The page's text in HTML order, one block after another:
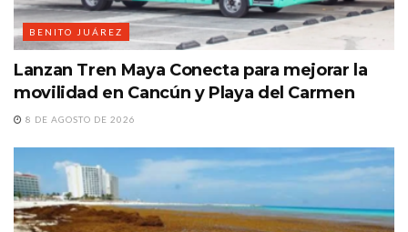
BENITO JUÁREZ
Lanzan Tren Maya Conecta para mejorar la
movilidad en Cancún y Playa del Carmen
8 DE AGOSTO DE 2026